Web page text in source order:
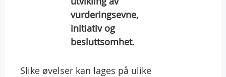
vurderingsevne,
initiativ og
besluttsomhet.
Slike øvelser kan lages på ulike